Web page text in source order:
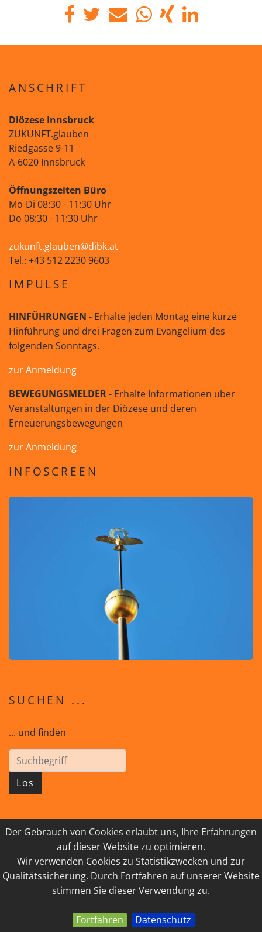
Der Gebrauch von Cookies erlaubt uns, Ihre Erfahrungen
auf dieser Website zu optimieren.
Wir verwenden Cookies zu Statistikzwecken und zur
Qualitätssicherung. Durch Fortfahren auf unserer Website
stimmen Sie dieser Verwendung zu.
Fortfahren Datenschutz
ANSCHRIFT
Diözese Innsbruck
ZUKUNFT.glauben
Riedgasse 9-11
A-6020 Innsbruck
Öffnungszeiten Büro
Mo-Di 08:30 - 11:30 Uhr
Do 08:30 - 11:30 Uhr
zukunft.glauben@dibk.at
Tel.: +43 512 2230 9603
IMPULSE
HINFÜHRUNGEN - Erhalte jeden Montag eine kurze
Hinführung und drei Fragen zum Evangelium des
folgenden Sonntags.
zur Anmeldung
BEWEGUNGSMELDER- Erhalte Informationen über
Veranstaltungen in der Diözese und deren
Erneuerungsbewegungen
zur Anmeldung
INFOSCREEN
SUCHEN ...
... und finden
Los
© 2026 GEISTreich - Diözese Innsbruck
IMPRESSUM
LINKSAMMLUNG
DATENSCHUTZ
KONTAKT
powered by webEdition CMS